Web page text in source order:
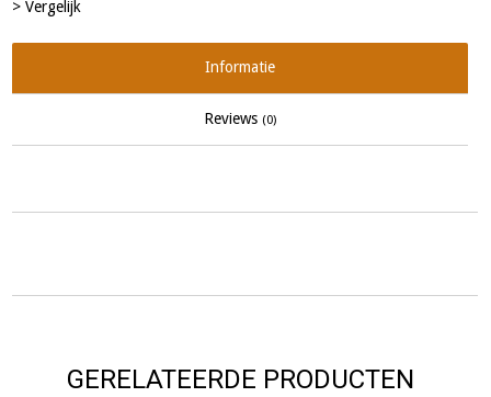
> Vergelijk
Informatie
Reviews (0)
GERELATEERDE PRODUCTEN